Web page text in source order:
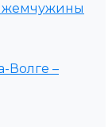
жемчужины
Волге –